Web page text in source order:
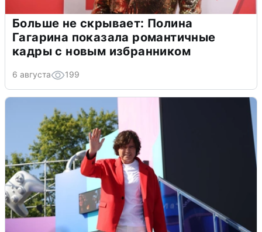
Больше не скрывает: Полина
Гагарина показала романтичные
кадры с новым избранником
6 августа 199